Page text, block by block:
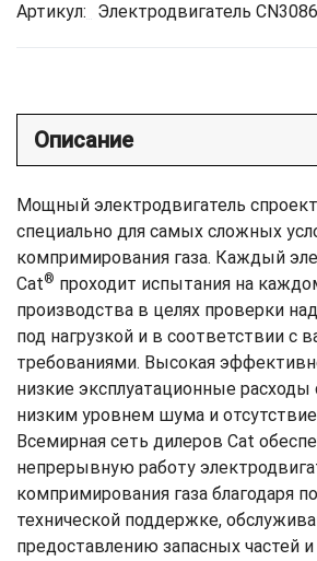
Артикул: Электродвигатель
Описание
Мощный электродвигатель
специально для самых сложных
компримирования газа. Каждый
Cat® проходит испытания на
производства в целях проверки
под нагрузкой и в соответствии с
требованиями. Высокая
низкие эксплуатационные расходы
низким уровнем шума и
Всемирная сеть дилеров Cat
непрерывную работу
компримирования газа благодаря
технической поддержке,
предоставлению запасных частей